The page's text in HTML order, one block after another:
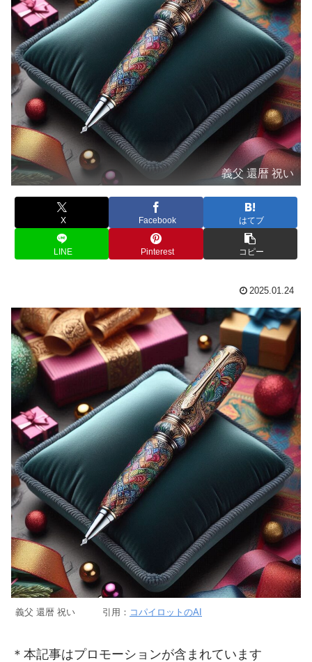
義父 還暦 祝い
X Facebook はてブ
LINE Pinterest コピー
2025.01.24
義父 還暦 祝い 引用： コパイロットのAI
＊本記事はプロモーションが含まれています